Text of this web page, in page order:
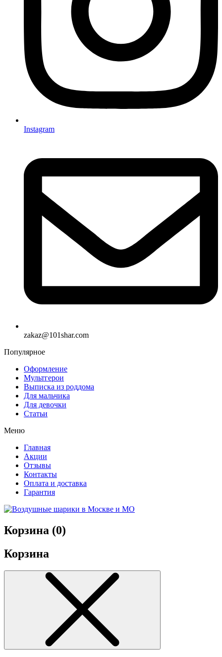
Instagram
zakaz@101shar.com
Популярное
Оформление
Мультгерои
Выписка из роддома
Для мальчика
Для девочки
Статьи
Меню
Главная
Акции
Отзывы
Контакты
Оплата и доставка
Гарантия
Корзина (0)
Корзина